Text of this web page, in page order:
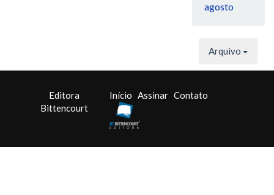
agosto
Arquivo
Editora
Bittencourt
Início Assinar Contato